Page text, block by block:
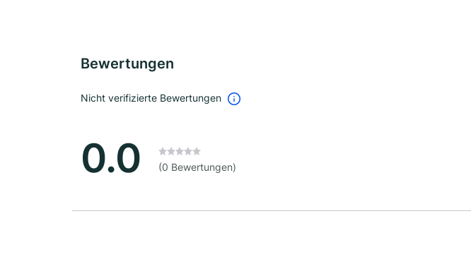
Bewertungen
Nicht verifizierte Bewertungen
0.0 (0 Bewertungen)